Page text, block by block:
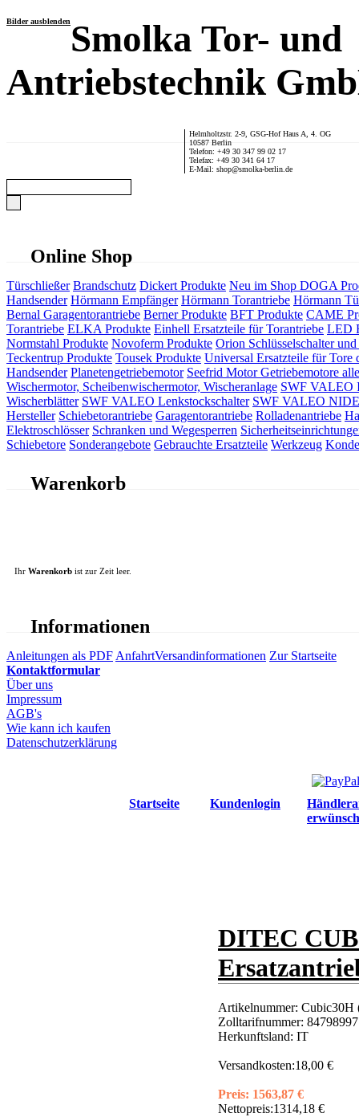
Bilder ausblendenSmolka Tor- und
Antriebstechnik
Helmholtzstr. 2-9, GSG-Hof Haus A, 4. OG
10587 Berlin
Telefon: +49 30 347 99 02 17
Telefax: +49 30 341 64 17
E-Mail: shop@smolka-berlin.de
Online Shop
Türschließer Brandschutz Dickert Produkte Neu im Shop DOGA
Handsender Hörmann Empfänger Hörmann Torantriebe Hörmann
Bernal Garagentorantriebe Berner Produkte BFT Produkte CAME
Torantriebe ELKA Produkte Einhell Ersatzteile für Torantriebe LED
Normstahl Produkte Novoferm Produkte Orion Schlüsselschalter und
Teckentrup Produkte Tousek Produkte Universal Ersatzteile für Tore
Handsender Planetengetriebemotor Seefrid Motor Getriebemotore
Wischermotor, Scheibenwischermotor, Wischeranlage SWF VALEO
Wischerblätter SWF VALEO Lenkstockschalter SWF VALEO
Hersteller Schiebetorantriebe Garagentorantriebe Rolladenantriebe
Elektroschlösser Schranken und Wegesperren
Schiebetore Sonderangebote Gebrauchte Ersatzteile Werkzeug
Warenkorb
Ihr Warenkorb ist zur Zeit leer.
Informationen
Anleitungen als PDF AnfahrtVersandinformationen Zur Startseite
Kontaktformular
Über uns
Impressum
AGB's
Wie kann ich kaufen
Datenschutzerklärung
Startseite Kundenlogin
DITEC
Artikelnummer: Cubic30H
Zolltarifnummer: 84798997
Herkunftsland: IT
Versandkosten:18,00 €
Preis: 1563,87 €
Nettopreis:1314,18 €